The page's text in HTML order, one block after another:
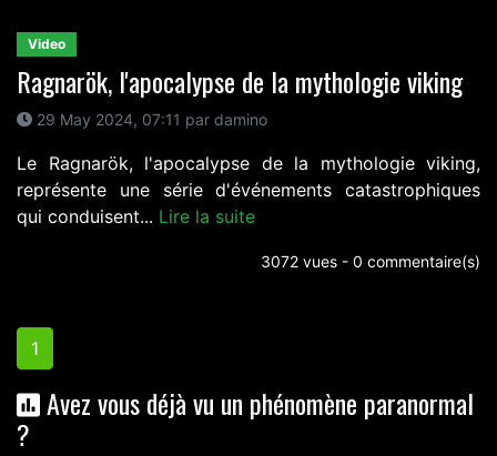
Video
Ragnarök, l'apocalypse de la mythologie viking
29 May 2024, 07:11 par damino
Le Ragnarök, l'apocalypse de la mythologie viking,
représente une série d'événements catastrophiques
qui conduisent... Lire la suite
3072 vues - 0 commentaire(s)
1
Avez vous déjà vu un phénomène paranormal
?